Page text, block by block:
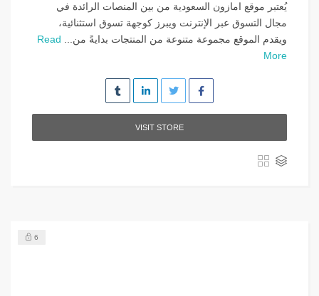
يُعتبر موقع امازون السعودية من بين المنصات الرائدة في
مجال التسوق عبر الإنترنت ويبرز كوجهة تسوق استثنائية،
ويقدم الموقع مجموعة متنوعة من المنتجات بدايةً من... Read
More
VISIT STORE
6